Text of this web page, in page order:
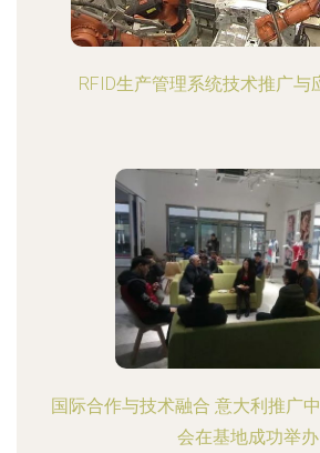
RFID生产管理系统技术推广与
国际合作与技术融合 意大利推广
会在基地成功举办